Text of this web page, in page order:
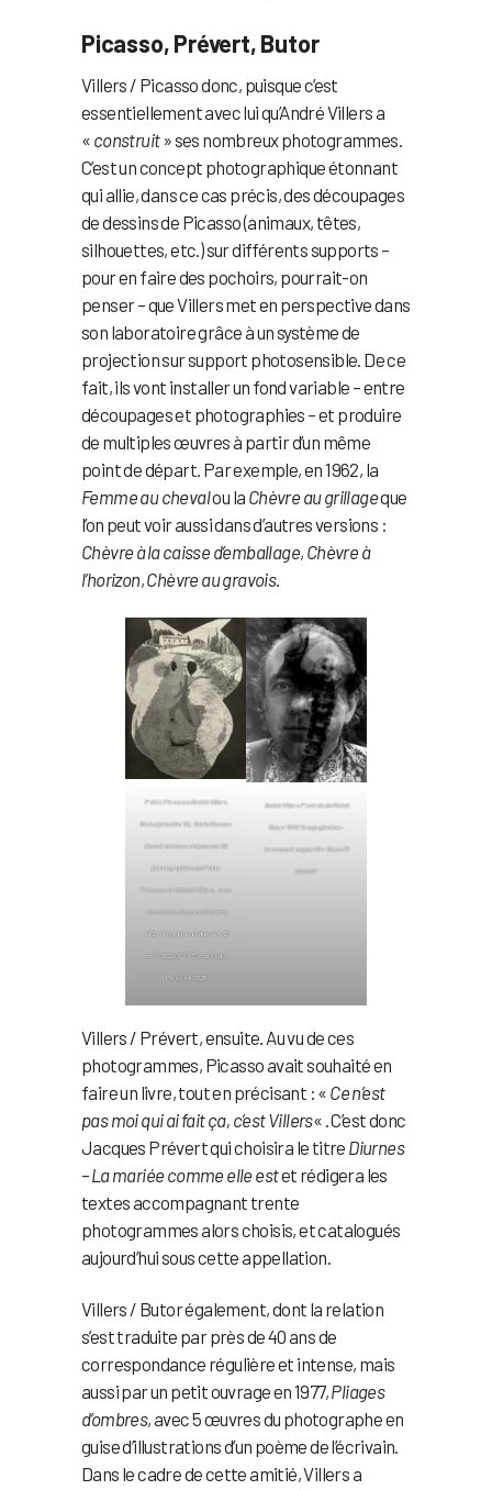
Picasso, Prévert, Butor
Villers / Picasso donc, puisque c’est
essentiellement avec lui qu’André Villers a
« construit» ses nombreux photogrammes.
C’est un concept photographique étonnant
qui allie, dans ce cas précis, des découpages
de dessins de Picasso (animaux, têtes,
silhouettes, etc.) sur différents supports –
pour en faire des pochoirs, pourrait-on
penser – que Villers met en perspective dans
son laboratoire grâce à un système de
projection sur support photosensible. De ce
fait, ils vont installer un fond variable – entre
découpages et photographies – et produire
de multiples œuvres à partir d’un même
point de départ. Par exemple, en 1962, la
Femme au chevalou la Chèvre au grillageque
l’on peut voir aussi dans d’autres versions :
Chèvre à la caisse d’emballage, Chèvre à
l’horizon,Chèvre au gravois.
Pablo Picasso/André Villers
Bohu (planche 13), Série Diurnes
(livre d’artiste comprenant 30
photographies de Pablo
Picasso et d’André Villers, avec
un texte de Jacques Prévert)
1962, Tirage phototypie 40 × 30
cm © ADAGP © Succession
Picasso 2026
André Villers Portrait de Michel
Butor 1976 Tirage gélatino-
bromure d’argent 40 × 30 cm ©
ADAGP
Villers / Prévert, ensuite. Au vu de ces
photogrammes, Picasso avait souhaité en
faire un livre, tout en précisant : « Ce n’est
pas moi qui ai fait ça, c’est Villers« . C’est donc
Jacques Prévert qui choisira le titre Diurnes
– La mariée comme elle estet rédigera les
textes accompagnant trente
photogrammes alors choisis, et catalogués
aujourd’hui sous cette appellation.
Villers / Butor également, dont la relation
s’est traduite par près de 40 ans de
correspondance régulière et intense, mais
aussi par un petit ouvrage en 1977,Pliages
d’ombres, avec 5 œuvres du photographe en
guise d’illustrations d’un poème de l’écrivain.
Dans le cadre de cette amitié, Villers a